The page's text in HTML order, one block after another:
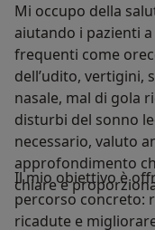
Mi occupo della
aiutando i pazienti
frequenti come
dell’udito, vertigini,
nasale, mal di gola
disturbi del sonno
necessario, valuto
approfondimento
chiare e
Il mio obiettivo è
percorso concreto:
ricadute e